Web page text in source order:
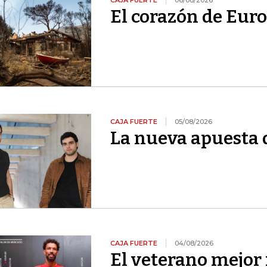
El corazón de
CAJA FUERTE 05/08/2026
La nueva apuesta
CAJA FUERTE 04/08/2026
El veterano